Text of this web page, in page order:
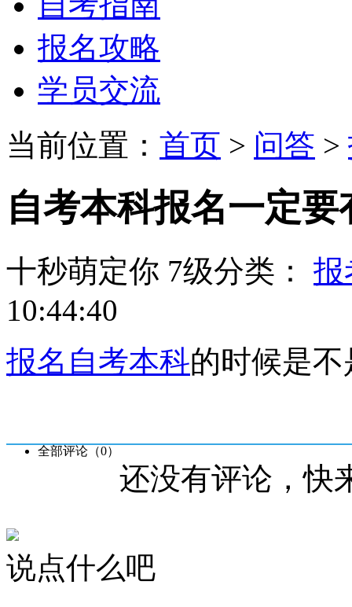
报名攻略
学员交流
当前位置： 首页 > 问答 >
自考本科报名一定
十秒萌定你 7级分类： 报
10:44:40
报名自考本科的时候是
全部评论（0）
还没有评论，快
说点什么吧